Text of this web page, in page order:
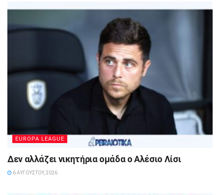
EUROPA LEAGUE
Δεν αλλάζει νικητήρια ομάδα ο Αλέσιο Λίσι
6 ΑΥΓΟΎΣΤΟΥ, 2026